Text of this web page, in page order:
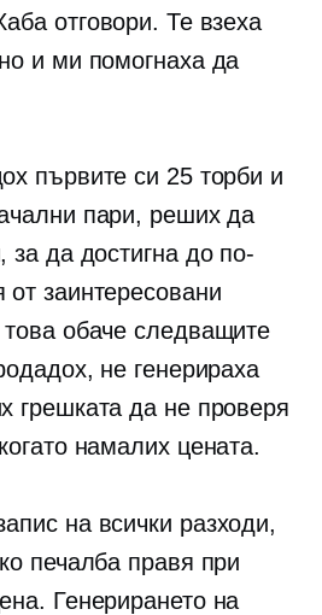
отговори. Те взеха
и ми помогнаха да
първите си 25 торби и
пари, реших да
за да достигна до по-
заинтересовани
обаче следващите
не генерираха
грешката да не проверя
намалих цената.
на всички разходи,
печалба правя при
Генерирането на